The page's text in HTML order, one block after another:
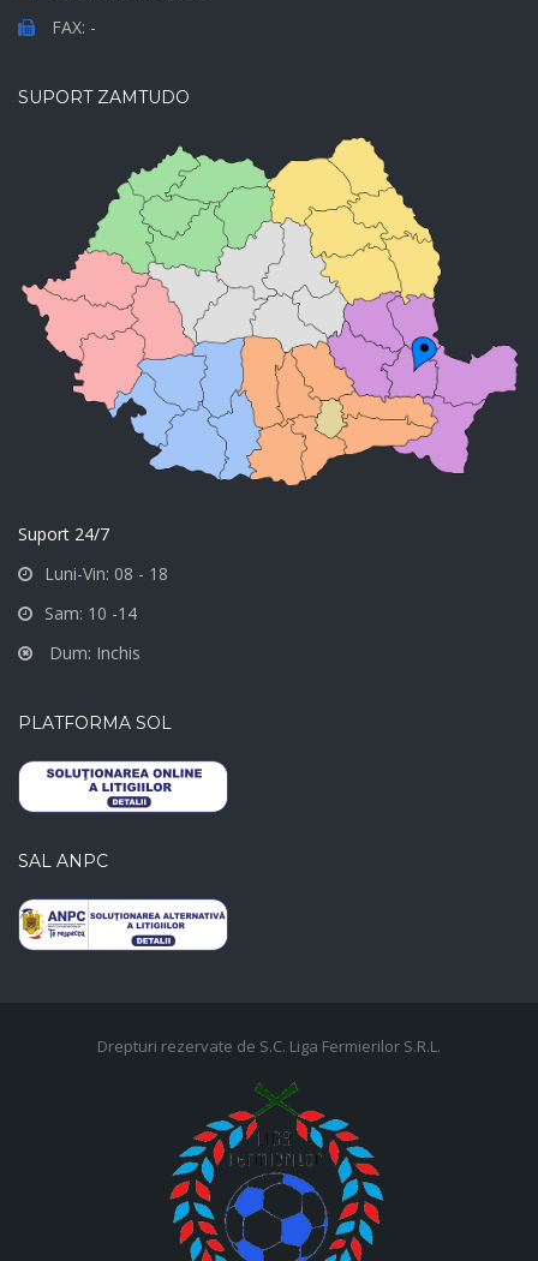
FAX: -
SUPORT ZAMTUDO
Suport 24/7
Luni-Vin: 08 - 18
Sam: 10 -14
Dum: Inchis
PLATFORMA SOL
SAL ANPC
Drepturi rezervate de S.C. Liga Fermierilor S.R.L.